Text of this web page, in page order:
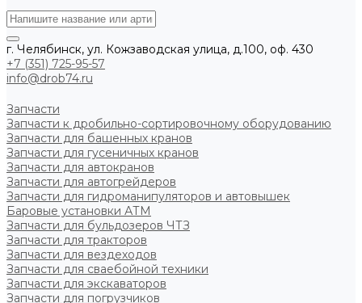
г. Челябинск, ул. Кожзаводская улица, д.100, оф. 430
+7 (351) 725-95-57
info@drob74.ru
Запчасти
Запчасти к дробильно-сортировочному оборудованию
Запчасти для башенных кранов
Запчасти для гусеничных кранов
Запчасти для автокранов
Запчасти для автогрейдеров
Запчасти для гидроманипуляторов и автовышек
Баровые установки АТМ
Запчасти для бульдозеров ЧТЗ
Запчасти для тракторов
Запчасти для вездеходов
Запчасти для сваебойной техники
Запчасти для экскаваторов
Запчасти для погрузчиков